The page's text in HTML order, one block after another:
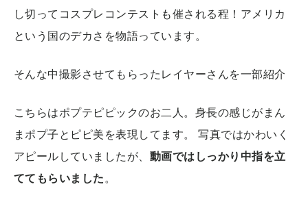
し切ってコスプレコンテストも催される程！アメリカ
という国のデカさを物語っています。
そんな中撮影させてもらったレイヤーさんを一部紹介
こちらはポプテピピックのお二人。身長の感じがまん
まポプ子とピピ美を表現してます。
写真ではかわいく
アピールしていましたが、 動画ではしっかり中指を立
ててもらいました。